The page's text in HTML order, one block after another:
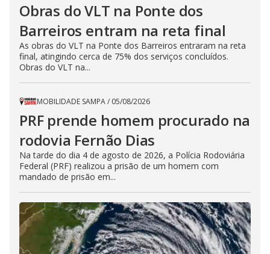
Obras do VLT na Ponte dos
Barreiros entram na reta final
As obras do VLT na Ponte dos Barreiros entraram na reta
final, atingindo cerca de 75% dos serviços concluídos.
Obras do VLT na...
MOBILIDADE SAMPA/ 05/08/2026
PRF prende homem procurado na
rodovia Fernão Dias
Na tarde do dia 4 de agosto de 2026, a Polícia Rodoviária
Federal (PRF) realizou a prisão de um homem com
mandado de prisão em...